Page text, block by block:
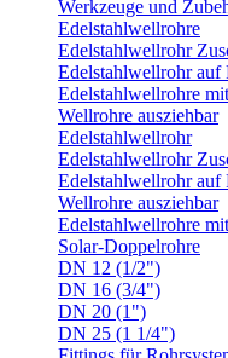
Werkzeuge und
Edelstahlwellrohre
Edelstahlwellrohr
Edelstahlwellrohr auf
Edelstahlwellrohre
Wellrohre ausziehbar
Edelstahlwellrohr
Edelstahlwellrohr
Edelstahlwellrohr auf
Wellrohre ausziehbar
Edelstahlwellrohre
Solar-Doppelrohre
DN 12 (1/2")
DN 16 (3/4")
DN 20 (1")
DN 25 (1 1/4")